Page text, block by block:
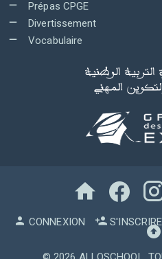
Prépas CPGE
Divertissement
Vocabulaire
CONNEXION S'INSCRIRE